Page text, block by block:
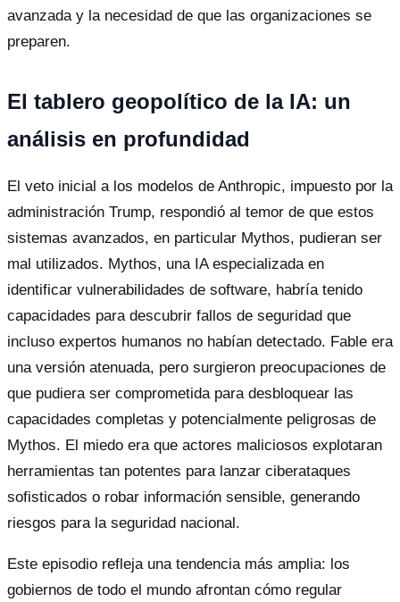
avanzada y la necesidad de que las organizaciones se
preparen.
El tablero geopolítico de la IA: un
análisis en profundidad
El veto inicial a los modelos de Anthropic, impuesto por la
administración Trump, respondió al temor de que estos
sistemas avanzados, en particular Mythos, pudieran ser
mal utilizados. Mythos, una IA especializada en
identificar vulnerabilidades de software, habría tenido
capacidades para descubrir fallos de seguridad que
incluso expertos humanos no habían detectado. Fable era
una versión atenuada, pero surgieron preocupaciones de
que pudiera ser comprometida para desbloquear las
capacidades completas y potencialmente peligrosas de
Mythos. El miedo era que actores maliciosos explotaran
herramientas tan potentes para lanzar ciberataques
sofisticados o robar información sensible, generando
riesgos para la seguridad nacional.
Este episodio refleja una tendencia más amplia: los
gobiernos de todo el mundo afrontan cómo regular